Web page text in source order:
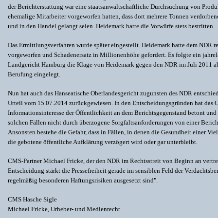
der Berichterstattung war eine staatsanwaltschaftliche Durchsuchung von
ehemalige Mitarbeiter vorgeworfen hatten, dass dort mehrere Tonnen
und in den Handel gelangt seien. Heidemark hatte die Vorwürfe stets bestritten.
Das Ermittlungsverfahren wurde später eingestellt. Heidemark hatte dem NDR
vorgeworfen und Schadenersatz in Millionenhöhe gefordert. Es folgte ein
Landgericht Hamburg die Klage von Heidemark gegen den NDR im Juli 2011
Berufung eingelegt.
Nun hat auch das Hanseatische Oberlandesgericht zugunsten des NDR
Urteil vom 15.07.2014 zurückgewiesen. In den Entscheidungsgründen hat das
Informationsinteresse der Öffentlichkeit an dem Berichtsgegenstand betont
solchen Fällen nicht durch überzogene Sorgfaltsanforderungen von einer
Ansonsten bestehe die Gefahr, dass in Fällen, in denen die Gesundheit einer
die gebotene öffentliche Aufklärung verzögert wird oder gar unterbleibt.
CMS-Partner Michael Fricke, der den NDR im Rechtsstreit von Beginn an
Entscheidung stärkt die Pressefreiheit gerade im sensiblen Feld der
regelmäßig besonderen Haftungsrisiken ausgesetzt sind".
CMS Hasche Sigle
Michael Fricke, Urheber- und Medienrecht